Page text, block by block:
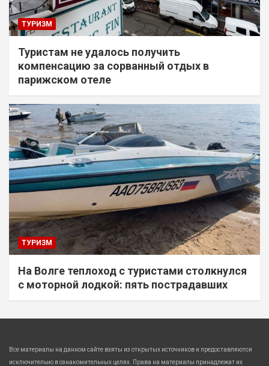
ТУРИЗМ
Туристам не удалось получить
компенсацию за сорванный отдых в
парижском отеле
ТУРИЗМ
На Волге теплоход с туристами столкнулся
с моторной лодкой: пять пострадавших
Все материалы на данном сайте взяты из открытых источников и предоставляются
исключительно в ознакомительных целях. Права на материалы принадлежат их